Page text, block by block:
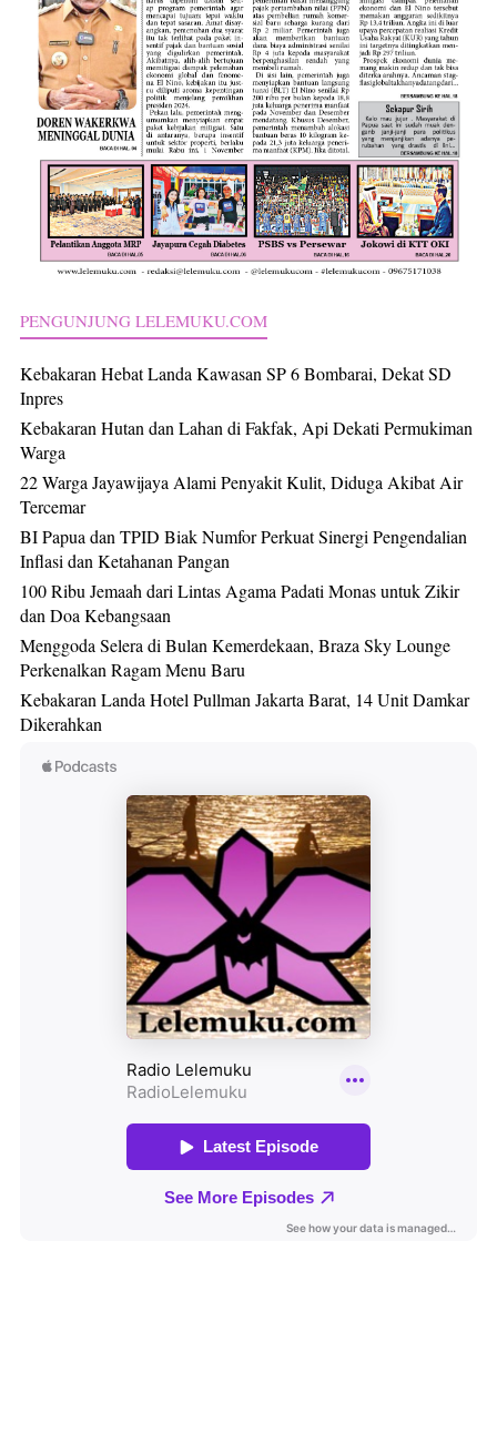
PENGUNJUNG LELEMUKU.COM
Kebakaran Hebat Landa Kawasan SP 6 Bombarai, Dekat SD
Inpres
Kebakaran Hutan dan Lahan di Fakfak, Api Dekati Permukiman
Warga
22 Warga Jayawijaya Alami Penyakit Kulit, Diduga Akibat Air
Tercemar
BI Papua dan TPID Biak Numfor Perkuat Sinergi Pengendalian
Inflasi dan Ketahanan Pangan
100 Ribu Jemaah dari Lintas Agama Padati Monas untuk Zikir
dan Doa Kebangsaan
Menggoda Selera di Bulan Kemerdekaan, Braza Sky Lounge
Perkenalkan Ragam Menu Baru
Kebakaran Landa Hotel Pullman Jakarta Barat, 14 Unit Damkar
Dikerahkan